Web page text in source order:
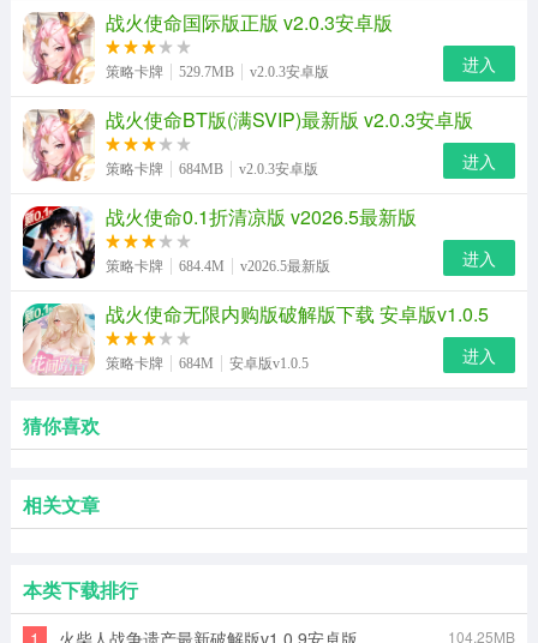
战火使命国际版正版 v2.0.3安卓版
策略卡牌 529.7MB v2.0.3安卓版 进入
战火使命BT版(满SVIP)最新版 v2.0.3安卓版
策略卡牌 684MB v2.0.3安卓版 进入
战火使命0.1折清凉版 v2026.5最新版
策略卡牌 684.4M v2026.5最新版 进入
战火使命无限内购版破解版下载 安卓版v1.0.5
策略卡牌 684M 安卓版v1.0.5 进入
猜你喜欢
相关文章
本类下载排行
1 火柴人战争遗产最新破解版v1.0.9安卓版 104.25MB